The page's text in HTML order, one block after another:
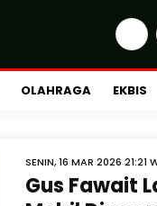
OLAHRAGA EKBIS
SENIN, 16 MAR 2026 21:21
Gus Fawait